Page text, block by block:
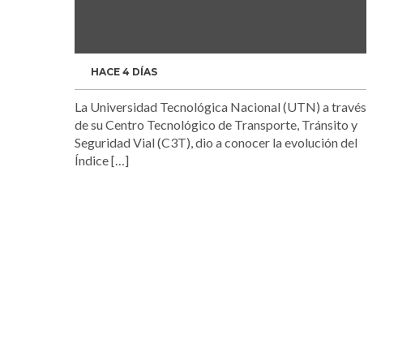
HACE 4 DÍAS
La Universidad Tecnológica Nacional (UTN) a través
de su Centro Tecnológico de Transporte, Tránsito y
Seguridad Vial (C3T), dio a conocer la evolución del
Índice […]